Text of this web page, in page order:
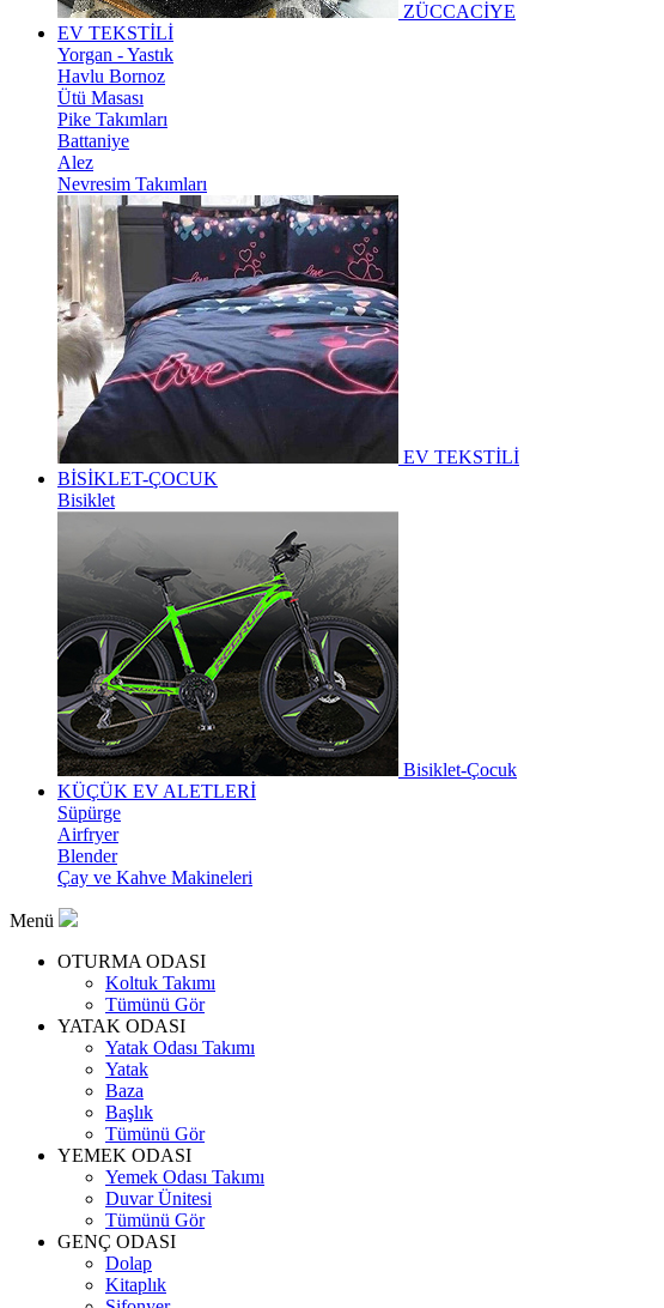
ZÜCCACİYE
EV TEKSTİLİ
Yorgan - Yastık
Havlu Bornoz
Ütü Masası
Pike Takımları
Battaniye
Alez
Nevresim Takımları
EV TEKSTİLİ
BİSİKLET-ÇOCUK
Bisiklet
Bisiklet-Çocuk
KÜÇÜK EV ALETLERİ
Süpürge
Airfryer
Blender
Çay ve Kahve Makineleri
Menü
OTURMA ODASI
Koltuk Takımı
Tümünü Gör
YATAK ODASI
Yatak Odası Takımı
Yatak
Baza
Başlık
Tümünü Gör
YEMEK ODASI
Yemek Odası Takımı
Duvar Ünitesi
Tümünü Gör
GENÇ ODASI
Dolap
Kitaplık